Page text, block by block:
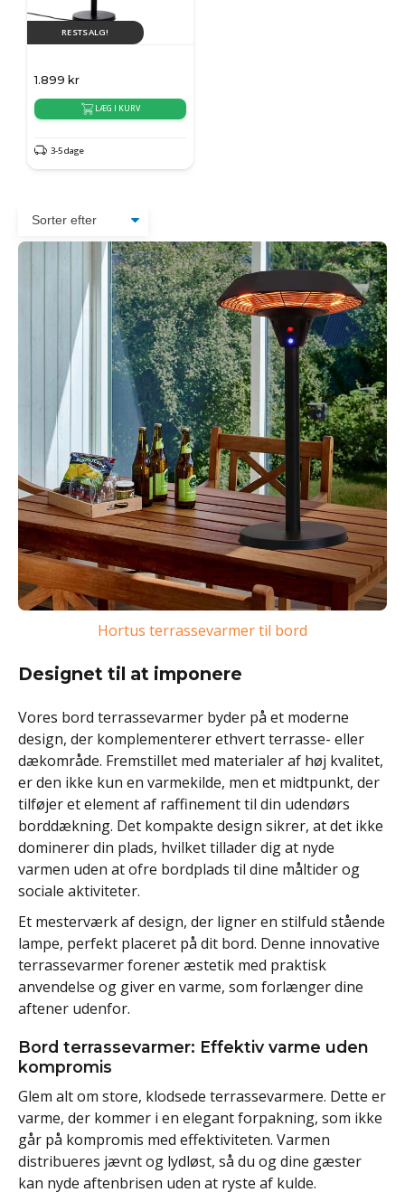
RESTSALG!
1.899 kr
LÆG I KURV
3-5 dage
Hortus terrassevarmer til bord
Designet til at imponere
Vores bord terrassevarmer byder på et moderne
design, der komplementerer ethvert terrasse- eller
dækområde. Fremstillet med materialer af høj kvalitet,
er den ikke kun en varmekilde, men et midtpunkt, der
tilføjer et element af raffinement til din udendørs
borddækning. Det kompakte design sikrer, at det ikke
dominerer din plads, hvilket tillader dig at nyde
varmen uden at ofre bordplads til dine måltider og
sociale aktiviteter.
Et mesterværk af design, der ligner en stilfuld stående
lampe, perfekt placeret på dit bord. Denne innovative
terrassevarmer forener æstetik med praktisk
anvendelse og giver en varme, som forlænger dine
aftener udenfor.
Bord terrassevarmer: Effektiv varme uden
kompromis
Glem alt om store, klodsede terrassevarmere. Dette er
varme, der kommer i en elegant forpakning, som ikke
går på kompromis med effektiviteten. Varmen
distribueres jævnt og lydløst, så du og dine gæster
kan nyde aftenbrisen uden at ryste af kulde.